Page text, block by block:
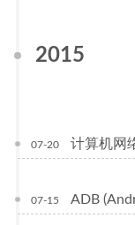
2015
07-20 计算机网
07-15 ADB